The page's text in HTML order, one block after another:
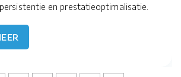
en prestatieoptimalisatie.